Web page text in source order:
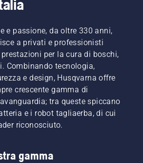
e passione, da oltre 330 anni,
a privati e professionisti
per la cura di boschi,
Combinando tecnologia,
e design, Husqvarna offre
crescente gamma di
tra queste spiccano
e i robot tagliaerba, di cui
riconosciuto.
gamma